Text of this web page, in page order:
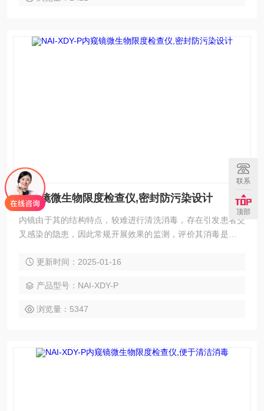
内窥镜微生物限度检查仪,密封防污染设计
内镜由于其的结构特点，较难进行清洗消毒，存在引发患者交
叉感染的隐患，因此常规开展效果的监测，评价其消毒是否达
更新时间：2025-01-16
产品型号：NAI-XDY-P
浏览量：5347
联系
顶部